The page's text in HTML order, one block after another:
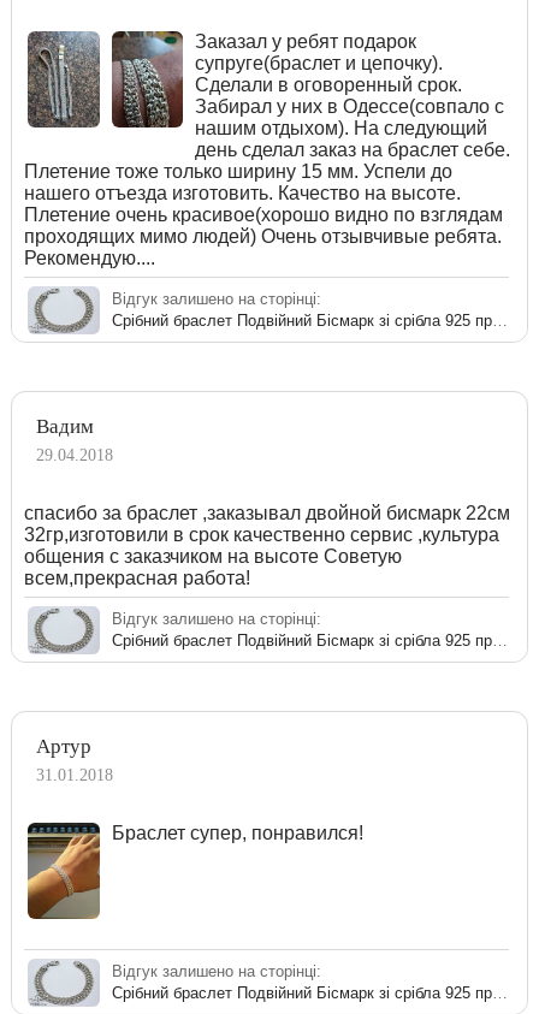
Заказал у ребят подарок
супруге(браслет и цепочку).
Сделали в оговоренный срок.
Забирал у них в Одессе(совпало с
нашим отдыхом). На следующий
день сделал заказ на браслет себе.
Плетение тоже только ширину 15 мм. Успели до
нашего отъезда изготовить. Качество на высоте.
Плетение очень красивое(хорошо видно по взглядам
проходящих мимо людей) Очень отзывчивые ребята.
Рекомендую....
Відгук залишено на сторінці:
Вадим
29.04.2018
спасибо за браслет ,заказывал двойной бисмарк 22см
32гр,изготовили в срок качественно сервис ,культура
общения с заказчиком на высоте Советую
всем,прекрасная работа!
Відгук залишено на сторінці:
Артур
31.01.2018
Браслет супер, понравился!
Відгук залишено на сторінці: